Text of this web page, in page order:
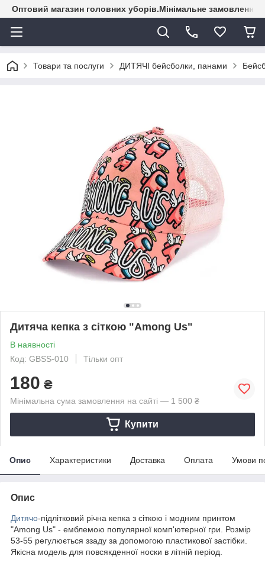
Оптовий магазин головних уборів.Мінімальне замовлення
Товари та послуги ДИТЯЧІ бейсболки, панами
Дитяча кепка з сіткою "Among Us"
В наявності
Код: GBSS-010
Тільки опт
180 ₴
Мінімальна сума замовлення на сайті — 1 500 ₴
Купити
Опис Характеристики Доставка Оплата Умови
Опис
Дитячо-підлітковий річна кепка з сіткою і модним принтом
"Among Us" - емблемою популярної комп'ютерної гри. Розмір
53-55 регулюється ззаду за допомогою пластикової застібки.
Якісна модель для повсякденної носки в літній період.